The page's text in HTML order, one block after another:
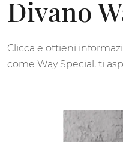
Divano
Clicca e ottieni
come Way Special, ti